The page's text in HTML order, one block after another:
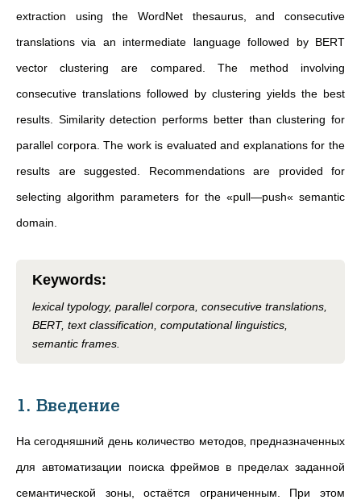
extraction using the WordNet thesaurus, and consecutive
translations via an intermediate language followed by BERT
vector clustering are compared. The method involving
consecutive translations followed by clustering yields the best
results. Similarity detection performs better than clustering for
parallel corpora. The work is evaluated and explanations for the
results are suggested. Recommendations are provided for
selecting algorithm parameters for the «pull—push« semantic
domain.
Keywords:
lexical typology, parallel corpora, consecutive translations,
BERT, text classification, computational linguistics,
semantic frames.
1. Введение
На сегодняшний день количество методов, предназначенных
для автоматизации поиска фреймов в пределах заданной
семантической зоны, остаётся ограниченным. При этом